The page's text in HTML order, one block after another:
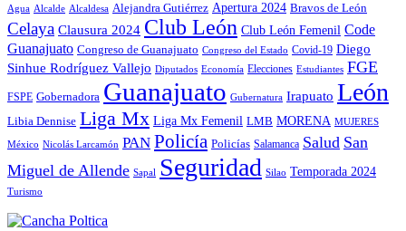
Agua Alcalde Alcaldesa Alejandra Gutiérrez Apertura 2024 Bravos de León
Celaya Clausura 2024 Club León Club León Femenil Code
Guanajuato Congreso de Guanajuato Congreso del Estado Covid-19 Diego
Sinhue Rodríguez Vallejo Diputados Economía Elecciones Estudiantes FGE
FSPE Gobernadora Guanajuato Gubernatura Irapuato León
Libia Dennise Liga Mx Liga Mx Femenil LMB MORENA MUJERES
México Nicolás Larcamón PAN Policía Policías Salamanca Salud San
Miguel de Allende Sapal Seguridad Silao Temporada 2024
Turismo